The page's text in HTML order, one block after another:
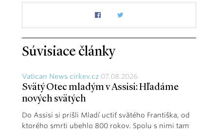
Súvisiace články
Vatican News cirkev.cz 07.08.2026
Svätý Otec mladým v Assisi: Hľadáme
nových svätých
Do Assisi si prišli Mladí uctiť svätého Františka, od
ktorého smrti ubehlo 800 rokov. Spolu s nimi tam